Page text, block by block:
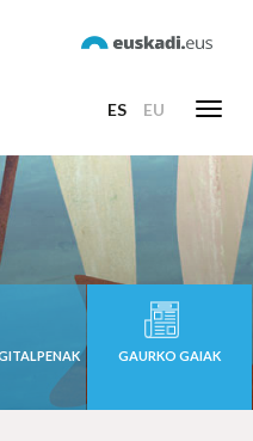
ES EU
GAURKO GAIAK